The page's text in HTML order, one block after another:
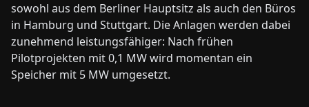
sowohl aus dem Berliner Hauptsitz als auch den Büros
in Hamburg und Stuttgart. Die Anlagen werden dabei
zunehmend leistungsfähiger: Nach frühen
Pilotprojekten mit 0,1 MW wird momentan ein
Speicher mit 5 MW umgesetzt.